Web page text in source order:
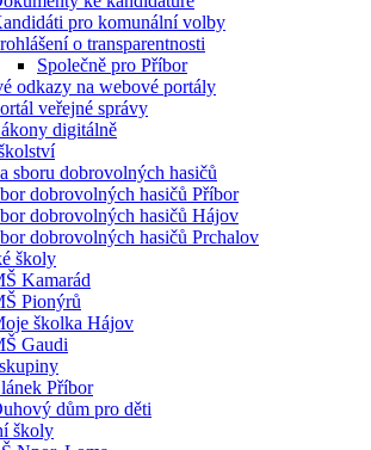
pro komunální volby
o transparentnosti
Společně pro Příbor
odkazy na webové portály
veřejné správy
digitálně
sboru dobrovolných hasičů
dobrovolných hasičů Příbor
dobrovolných hasičů Hájov
dobrovolných hasičů Prchalov
školy
Kamarád
Pionýrů
školka Hájov
Gaudi
Příbor
dům pro děti
školy